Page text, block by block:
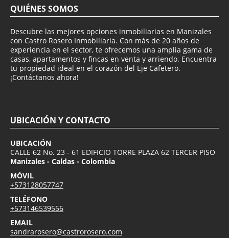
QUIÉNES SOMOS
Descubre las mejores opciones inmobiliarias en Manizales
con Castro Rosero Inmobiliaria. Con más de 20 años de
experiencia en el sector, te ofrecemos una amplia gama de
casas, apartamentos y fincas en venta y arriendo. Encuentra
tu propiedad ideal en el corazón del Eje Cafetero.
¡Contáctanos ahora!
UBICACIÓN Y CONTACTO
UBICACIÓN
CALLE 62 No. 23 - 61 EDIFICIO TORRE PLAZA 62 TERCER PISO
Manizales - Caldas - Colombia
MÓVIL
+573128057747
TELÉFONO
+573146539556
EMAIL
sandrarosero@castrorosero.com